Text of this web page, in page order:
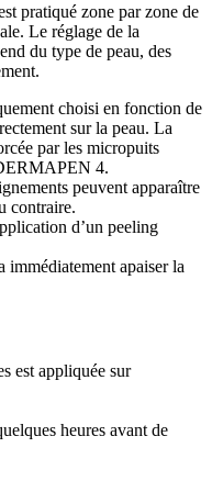
pratiqué zone par zone de
Le réglage de la
du type de peau, des
choisi en fonction de
sur la peau. La
par les micropuits
4.
peuvent apparaître
contraire.
d’un peeling
apaiser la
est appliquée sur
heures avant de